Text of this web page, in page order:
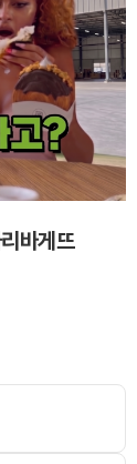
바게뜨